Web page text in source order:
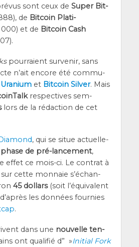
sont ceux de Super Bit­
de Bit­coin Pla­ti­
et de Bit­coin Cash
pour­raient sur­ve­nir, sans
n’ait encore été com­mu­
et Bit­coin Sil­ver. Mais
res­pec­tives sem­
lors de la rédac­tion de cet
, qui se situe actuel­le­
phase de pré-lan­ce­ment,
effet ce mois-ci. Le contrat à
sur cette mon­naie s’é­chan­
45 dol­lars(soit l’é­qui­valent
les don­nées four­nies
.
dans une nou­velle ten­
ont qua­li­fié d” »Ini­tial Fork